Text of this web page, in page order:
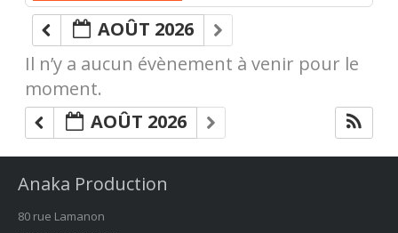
AOÛT 2026
Il n’y a aucun évènement à venir pour le
moment.
AOÛT 2026
Anaka Production
80 rue Lamanon